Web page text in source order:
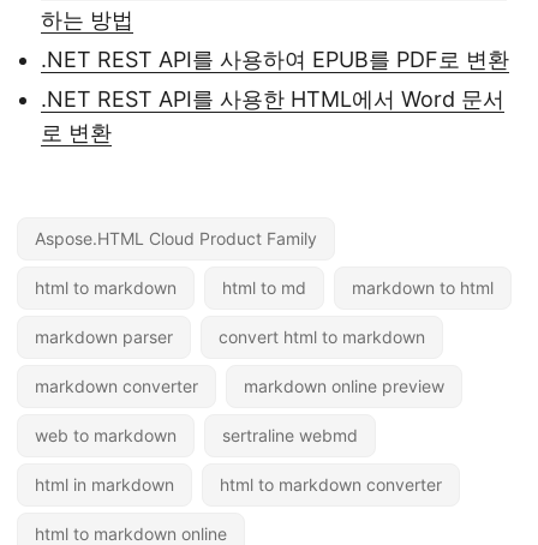
하는 방법
.NET REST API를 사용하여 EPUB를 PDF로 변환
.NET REST API를 사용한 HTML에서 Word 문서
로 변환
Aspose.HTML Cloud Product Family
html to markdown html to md markdown to html
markdown parser convert html to markdown
markdown converter markdown online preview
web to markdown sertraline webmd
html in markdown html to markdown converter
html to markdown online